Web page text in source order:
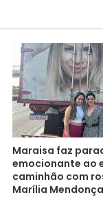
Maraisa faz
emocionante ao
caminhão com
Marília Mendonça